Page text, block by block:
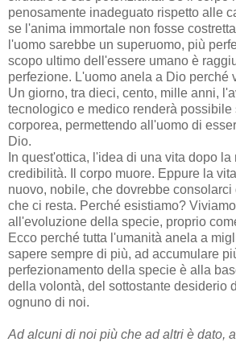
penosamente inadeguato rispetto alle
se l'anima immortale non fosse
l'uomo sarebbe un superuomo, più
scopo ultimo dell'essere umano è
perfezione. L'uomo anela a Dio perché
Un giorno, tra dieci, cento, mille anni,
tecnologico e medico renderà possibile
corporea, permettendo all'uomo di
Dio.
In quest'ottica, l'idea di una vita dopo la
credibilità. Il corpo muore. Eppure la
nuovo, nobile, che dovrebbe
che ci resta. Perché esistiamo?
all'evoluzione della specie, proprio
Ecco perché tutta l'umanità anela a
sapere sempre di più, ad accumulare
perfezionamento della specie è alla
della volontà, del sottostante desiderio
ognuno di noi.
Ad alcuni di noi più che ad altri è dato,